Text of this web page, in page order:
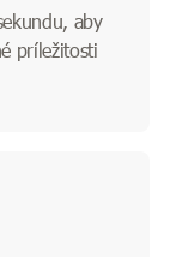
aby
príležitosti